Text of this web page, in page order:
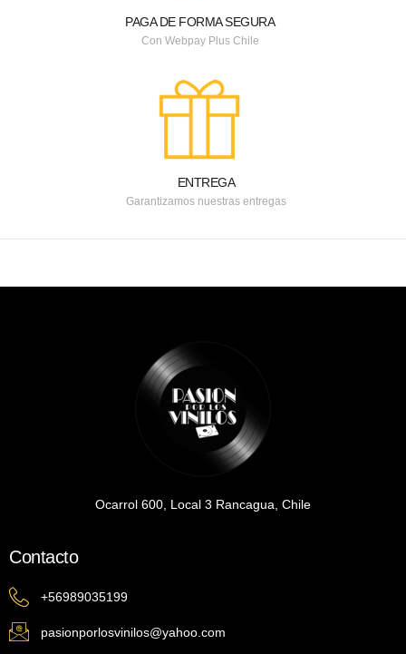
PAGA DE FORMA SEGURA
Con Webpay Plus Chile
ENTREGA
Garantizamos nuestras entregas
Ocarrol 600, Local 3 Rancagua, Chile
Contacto
+56989035199
pasionporlosvinilos@yahoo.com